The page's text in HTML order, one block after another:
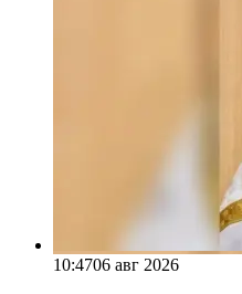
10:4706 авг 2026